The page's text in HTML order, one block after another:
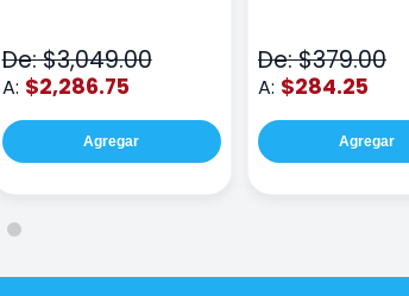
De: $3,049.00
A: $2,286.75
Agregar
De: $379.00
A: $284.25
Agregar